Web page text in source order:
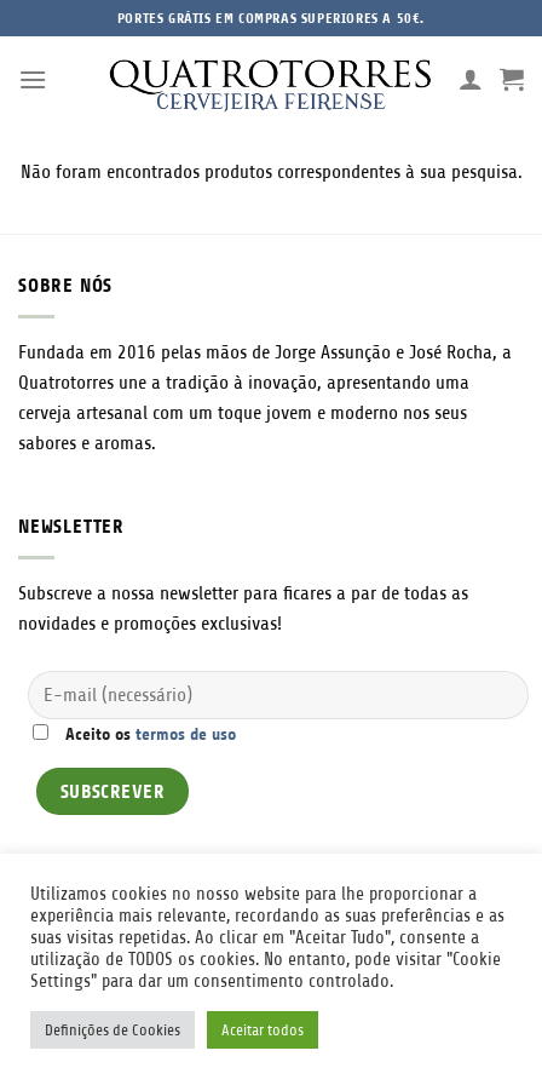
to
content
PORTES GRÁTIS EM COMPRAS SUPERIORES A 50€.
Não foram encontrados produtos correspondentes à sua pesquisa.
SOBRE NÓS
Fundada em 2016 pelas mãos de Jorge Assunção e José Rocha, a
Quatrotorres une a tradição à inovação, apresentando uma
cerveja artesanal com um toque jovem e moderno nos seus
sabores e aromas.
NEWSLETTER
Subscreve a nossa newsletter para ficares a par de todas as
novidades e promoções exclusivas!
Aceito os termos de uso
CONTACTOS POLÍTICA DE COOKIES
POLÍTICA DE PRIVACIDADE
TERMOS E CONDIÇÕES
LIVRO DE RECLAMAÇÕES
Desenvolvido em 2026 ©badsolutions
Utilizamos cookies no nosso website para lhe proporcionar a
experiência mais relevante, recordando as suas preferências e as
suas visitas repetidas. Ao clicar em "Aceitar Tudo", consente a
utilização de TODOS os cookies. No entanto, pode visitar "Cookie
Settings" para dar um consentimento controlado.
Definições de Cookies Aceitar todos
1